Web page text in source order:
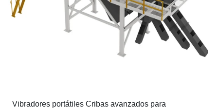
Vibradores portátiles Cribas avanzados para